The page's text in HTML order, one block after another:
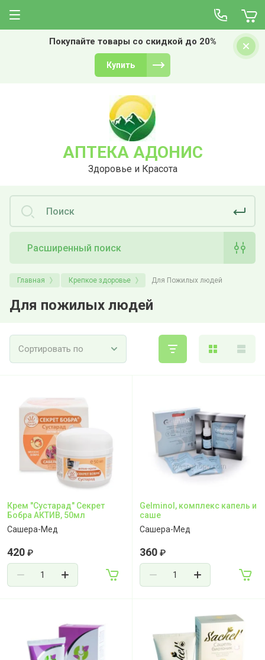
Покупайте товары со скидкой до 20%
Купить
АПТЕКА АДОНИС
Здоровье и Красота
Расширенный поиск
Главная Крепкое здоровье Для Пожилых людей
Для пожилых людей
Сортировать по
Крем "Сустарад" Секрет
Бобра АКТИВ, 50мл
Сашера-Мед
420 ₽
Gelminol, комплекс капель и
саше
Сашера-Мед
360 ₽